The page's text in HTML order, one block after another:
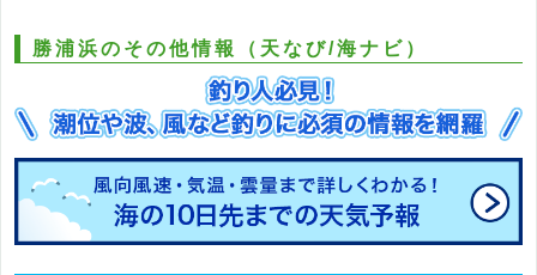
勝浦浜のその他情報（天なび/海ナビ）